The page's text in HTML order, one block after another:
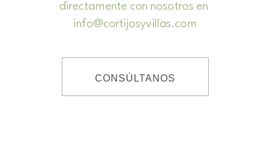
directamente con nosotros en
info@cortijosyvillas.com
CONSÚLTANOS